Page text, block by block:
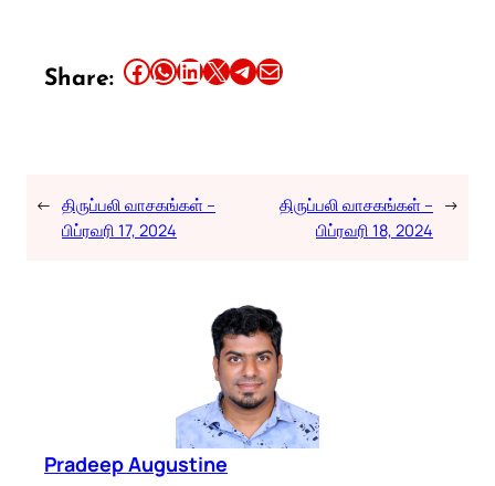
Share: Share this article on Facebook Share this article on WhatsApp Share this article on LinkedIn Share this article on X Share this article on TelegramEmail this Article
← திருப்பலி வாசகங்கள் –
பிப்ரவரி 17, 2024
திருப்பலி வாசகங்கள் –
பிப்ரவரி 18, 2024
→
Pradeep Augustine